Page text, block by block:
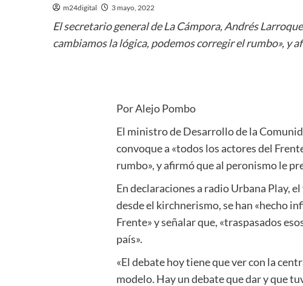
m24digital 3 mayo, 2022
El secretario general de La Cámpora, Andrés
cambiamos la lógica, podemos corregir el rumbo», y
Por Alejo Pombo
El ministro de Desarrollo de la
convoque a «todos los actores del
rumbo», y afirmó que al peronismo le
En declaraciones a radio Urbana Play,
desde el kirchnerismo, se han «hecho
Frente» y señalar que, «traspasados
país».
«El debate hoy tiene que ver con la
modelo. Hay un debate que dar y que